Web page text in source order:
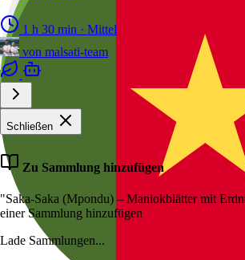
1 h 30 min · Mittel
von malsati-team
Schließen
Zu Sammlung hinzufügen
"Saka-Saka (Mpondu) – Maniokblätter mit
einer Sammlung hinzufügen
Lade Sammlungen...